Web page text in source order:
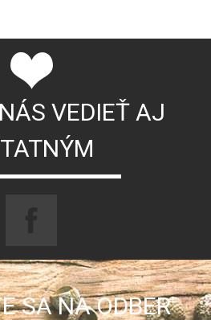
VEDIEŤ AJ
SA NA ODBER